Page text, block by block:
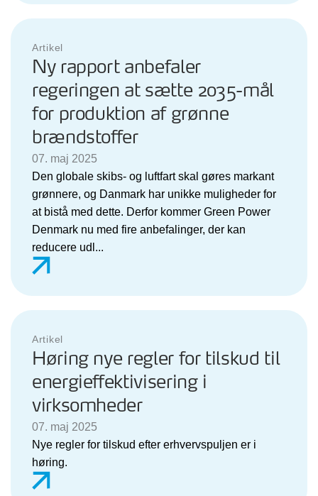
Artikel
Ny rapport anbefaler
regeringen at sætte 2035-mål
for produktion af grønne
brændstoffer
07. maj 2025
Den globale skibs- og luftfart skal gøres markant
grønnere, og Danmark har unikke muligheder for
at bistå med dette. Derfor kommer Green Power
Denmark nu med fire anbefalinger, der kan
reducere udl...
Artikel
Høring nye regler for tilskud til
energieffektivisering i
virksomheder
07. maj 2025
Nye regler for tilskud efter erhvervspuljen er i
høring.